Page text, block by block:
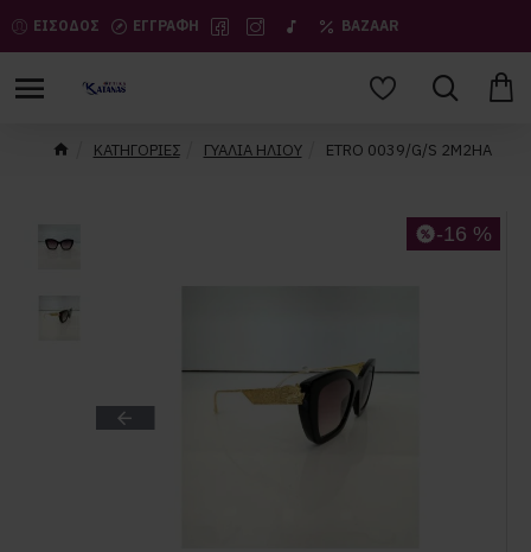
ΕΙΣΟΔΟΣ ΕΓΓΡΑΦΗ BAZAAR
ΚΑΤΗΓΟΡΙΕΣ ΓΥΑΛΙΑ ΗΛΙΟΥ ETRO 0039/G/S 2Μ2ΗΑ
-16 %